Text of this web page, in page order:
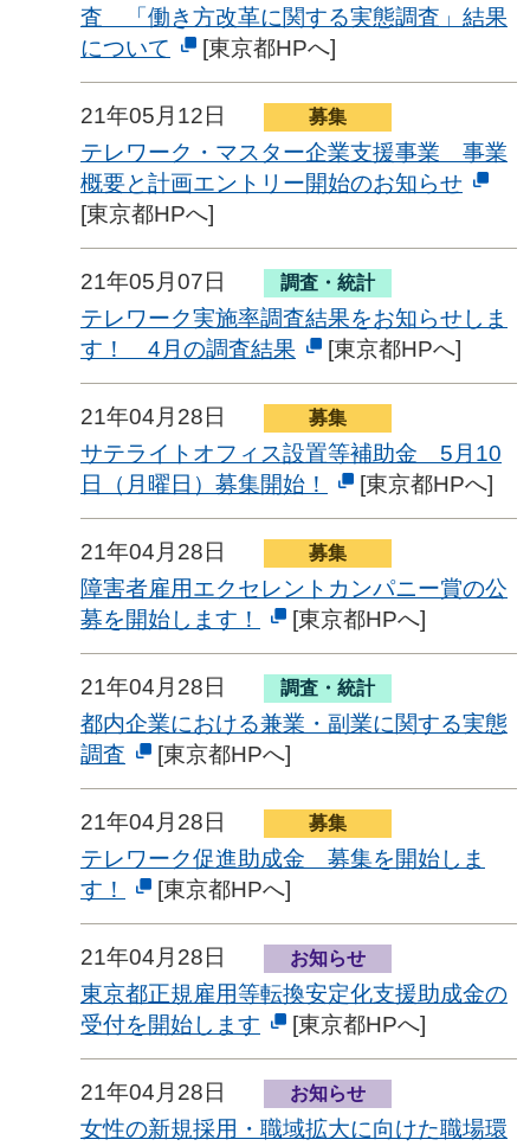
査 「働き方改革に関する実態調査」結果
について
[東京都HPへ]
21年05月12日 募集
テレワーク・マスター企業支援事業 事業
概要と計画エントリー開始のお知らせ
[東京都HPへ]
21年05月07日 調査・統計
テレワーク実施率調査結果をお知らせしま
す！ 4月の調査結果
[東京都HPへ]
21年04月28日 募集
サテライトオフィス設置等補助金 5月10
日（月曜日）募集開始！
[東京都HPへ]
21年04月28日 募集
障害者雇用エクセレントカンパニー賞の公
募を開始します！
[東京都HPへ]
21年04月28日 調査・統計
都内企業における兼業・副業に関する実態
調査
[東京都HPへ]
21年04月28日 募集
テレワーク促進助成金 募集を開始しま
す！
[東京都HPへ]
21年04月28日 お知らせ
東京都正規雇用等転換安定化支援助成金の
受付を開始します
[東京都HPへ]
21年04月28日 お知らせ
女性の新規採用・職域拡大に向けた職場環